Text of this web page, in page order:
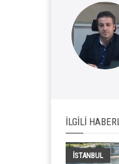
İLGILI
İSTANBUL